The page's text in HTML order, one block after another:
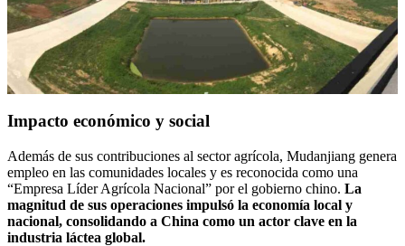
Impacto económico y social
Además de sus contribuciones al sector agrícola, Mudanjiang genera
empleo en las comunidades locales y es reconocida como una
“Empresa Líder Agrícola Nacional” por el gobierno chino. La
magnitud de sus operaciones impulsó la economía local y
nacional, consolidando a China como un actor clave en la
industria láctea global.